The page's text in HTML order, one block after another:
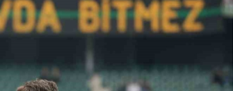
HASTANESI